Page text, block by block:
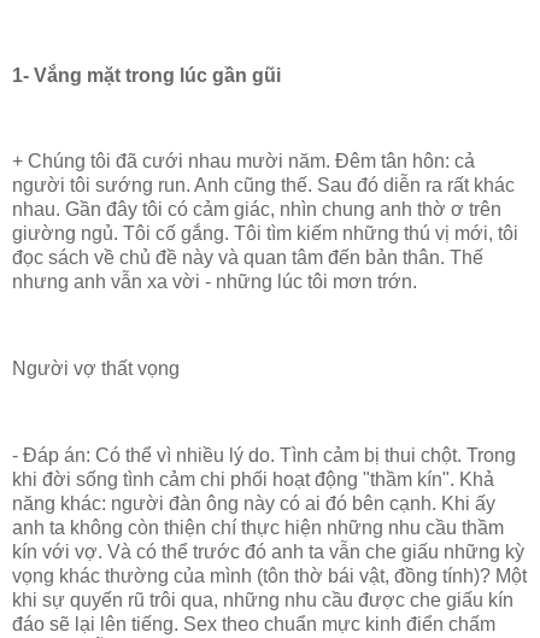
1- Vắng mặt trong lúc gần gũi
+ Chúng tôi đã cưới nhau mười năm. Đêm tân hôn: cả
người tôi sướng run. Anh cũng thế. Sau đó diễn ra rất khác
nhau. Gần đây tôi có cảm giác, nhìn chung anh thờ ơ trên
giường ngủ. Tôi cố gắng. Tôi tìm kiếm những thú vị mới, tôi
đọc sách về chủ đề này và quan tâm đến bản thân. Thế
nhưng anh vẫn xa vời - những lúc tôi mơn trớn.
Người vợ thất vọng
- Đáp án: Có thể vì nhiều lý do. Tình cảm bị thui chột. Trong
khi đời sống tình cảm chi phối hoạt động "thầm kín". Khả
năng khác: người đàn ông này có ai đó bên cạnh. Khi ấy
anh ta không còn thiện chí thực hiện những nhu cầu thầm
kín với vợ. Và có thể trước đó anh ta vẫn che giấu những kỳ
vọng khác thường của mình (tôn thờ bái vật, đồng tính)? Một
khi sự quyến rũ trôi qua, những nhu cầu được che giấu kín
đáo sẽ lại lên tiếng. Sex theo chuẩn mực kinh điển chấm